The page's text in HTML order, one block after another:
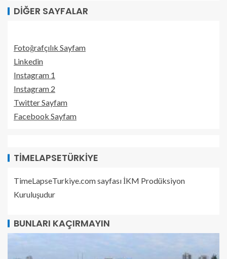
DIĞER SAYFALAR
Fotoğrafçılık Sayfam
Linkedin
Instagram 1
Instagram 2
Twitter Sayfam
Facebook Sayfam
TIMELAPSETÜRKIYE
TimeLapseTurkiye.com sayfası İKM Prodüksiyon
Kuruluşudur
BUNLARI KAÇIRMAYIN